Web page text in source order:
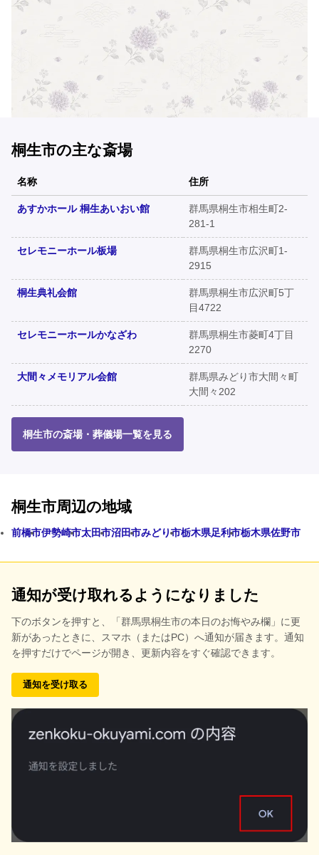
桐生市の主な斎場
名称 住所
あすかホール 桐生あいおい館
群馬県桐生市相生町2-
281-1
セレモニーホール板場
群馬県桐生市広沢町1-
2915
桐生典礼会館
群馬県桐生市広沢町5丁
目4722
セレモニーホールかなざわ
群馬県桐生市菱町4丁目
2270
大間々メモリアル会館
群馬県みどり市大間々町
大間々202
桐生市の斎場・葬儀場一覧を見る
桐生市周辺の地域
前橋市伊勢崎市太田市沼田市みどり市栃木県足利市栃木県佐野市
通知が受け取れるようになりました
下のボタンを押すと、
「群馬県桐生市の本日のお悔やみ欄」に更
新があったときに、スマホ（またはPC）へ通知が届きます。通知
を押すだけでページが開き、更新内容をすぐ確認できます。
通知を受け取る